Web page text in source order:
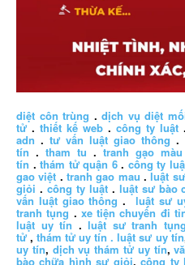
diệt côn trùng .dịch vụ diệt
tử. thiết kế web . công ty luật .
adn .tư vấn luật giao thông.
tín . tham tu .tranh gạo
tín .thám tử quận 6. công ty
gao việt .tranh gao mau .luật
giỏi . công ty luật. luật sư bào
vấn luật giao thông .luật sư
tranh tụng . xe tiện chuyến đi
luật uy tín .luật sư tranh tụng
tử,thám tử uy tín . luật sư uy tín
uy tín, dịch vụ thám tử uy tín,
bào chữa hình sự giỏi,công ty